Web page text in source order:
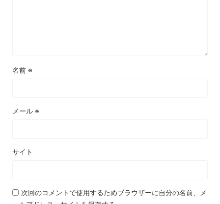
名前 ※
メール ※
サイト
次回のコメントで使用するためブラウザーに自分の名前、メ